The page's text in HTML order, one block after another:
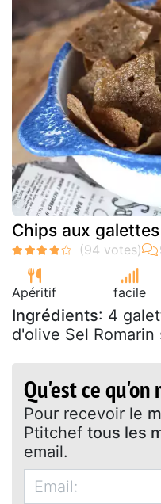
Chips aux
Apéritif facile
Ingrédients: 4
d'olive Sel Romarin
Qu'est ce qu'on
Pour recevoir le
Ptitchef tous les
email.